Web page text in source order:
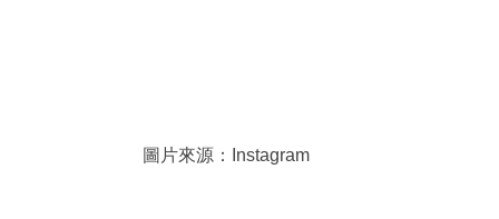
圖片來源：Instagram